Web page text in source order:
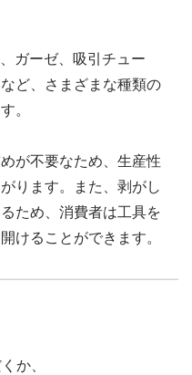
ガーゼ、吸引チュー
ど、さまざまな種類の
。
が不要なため、生産性
ります。また、剥がし
ため、消費者は工具を
けることができます。
か、